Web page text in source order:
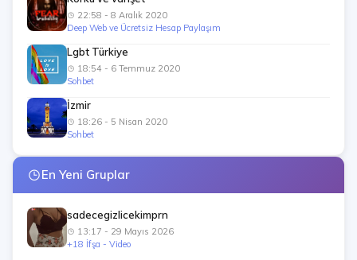
22:58 - 8 Aralık 2020
Deep Web ve Ücretsiz Hesap Paylaşım
Lgbt Türkiye
18:54 - 6 Temmuz 2020
Sohbet
İzmir
18:26 - 5 Nisan 2020
Sohbet
En Yeni Gruplar
sadecegizlicekimprn
13:17 - 29 Mayıs 2026
+18 İfşa - Video